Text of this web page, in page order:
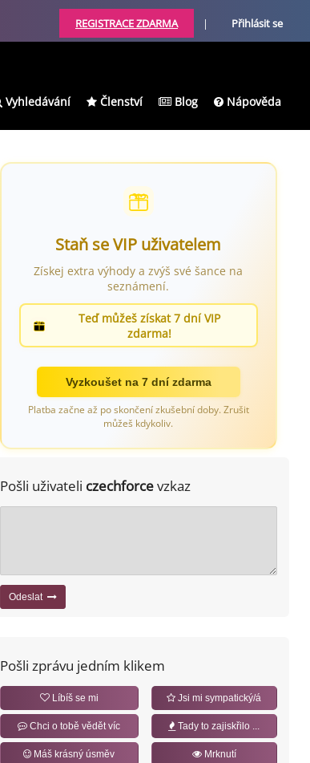
REGISTRACE ZDARMA | Přihlásit se
Vyhledávání Členství Blog Nápověda
Staň se VIP uživatelem
Získej extra výhody a zvýš své šance na
seznámení.
Teď můžeš získat 7 dní VIP
zdarma!
Vyzkoušet na 7 dní zdarma
Platba začne až po skončení zkušební doby. Zrušit
můžeš kdykoliv.
Pošli uživateli czechforcevzkaz
Odeslat
Pošli zprávu jedním klikem
Líbíš se mi Jsi mi sympatický/á
Chci o tobě vědět víc Tady to zajiskřilo ...
Máš krásný úsměv Mrknutí